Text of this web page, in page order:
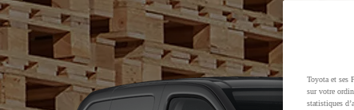
Toyota et ses
sur votre
statistiques